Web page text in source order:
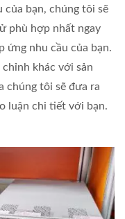
của bạn, chúng tôi sẽ
phù hợp nhất ngay
ứng nhu cầu của bạn.
khác với sản
chúng tôi sẽ đưa ra
luận chi tiết với bạn.